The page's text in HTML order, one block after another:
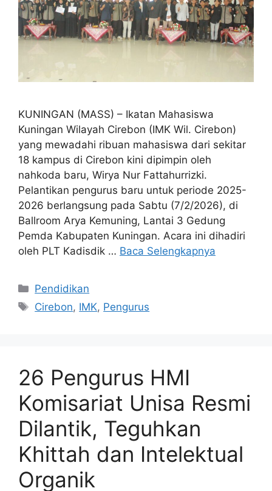
KUNINGAN (MASS) – Ikatan Mahasiswa
Kuningan Wilayah Cirebon (IMK Wil. Cirebon)
yang mewadahi ribuan mahasiswa dari sekitar
18 kampus di Cirebon kini dipimpin oleh
nahkoda baru, Wirya Nur Fattahurrizki.
Pelantikan pengurus baru untuk periode 2025-
2026 berlangsung pada Sabtu (7/2/2026), di
Ballroom Arya Kemuning, Lantai 3 Gedung
Pemda Kabupaten Kuningan. Acara ini dihadiri
oleh PLT Kadisdik … Baca Selengkapnya
Kategori
Pendidikan
Tag
Cirebon, IMK, Pengurus
26 Pengurus HMI
Komisariat Unisa Resmi
Dilantik, Teguhkan
Khittah dan Intelektual
Organik